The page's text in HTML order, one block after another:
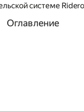
системе Ridero
Оглавление